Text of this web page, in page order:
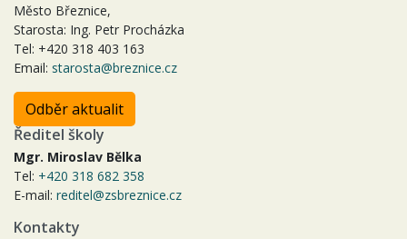
Město Březnice,
Starosta: Ing. Petr Procházka
Tel: +420 318 403 163
Email: starosta@breznice.cz
Odběr aktualit
Ředitel školy
Mgr. Miroslav Bělka
Tel: +420 318 682 358
E-mail: reditel@zsbreznice.cz
Kontakty